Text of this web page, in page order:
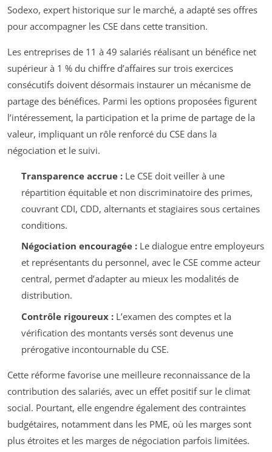
Sodexo, expert historique sur le marché, a adapté ses offres
pour accompagner les CSE dans cette transition.
Les entreprises de 11 à 49 salariés réalisant un bénéfice net
supérieur à 1 % du chiffre d’affaires sur trois exercices
consécutifs doivent désormais instaurer un mécanisme de
partage des bénéfices. Parmi les options proposées figurent
l’intéressement, la participation et la prime de partage de la
valeur, impliquant un rôle renforcé du CSE dans la
négociation et le suivi.
Transparence accrue :Le CSE doit veiller à une
répartition équitable et non discriminatoire des primes,
couvrant CDI, CDD, alternants et stagiaires sous certaines
conditions.
Négociation encouragée :Le dialogue entre employeurs
et représentants du personnel, avec le CSE comme acteur
central, permet d’adapter au mieux les modalités de
distribution.
Contrôle rigoureux :L’examen des comptes et la
vérification des montants versés sont devenus une
prérogative incontournable du CSE.
Cette réforme favorise une meilleure reconnaissance de la
contribution des salariés, avec un effet positif sur le climat
social. Pourtant, elle engendre également des contraintes
budgétaires, notamment dans les PME, où les marges sont
plus étroites et les marges de négociation parfois limitées.